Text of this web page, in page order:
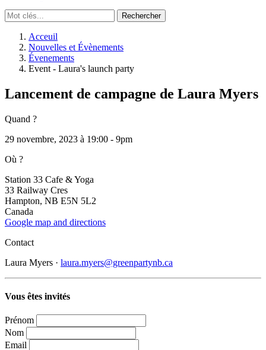
Acceuil
Nouvelles et Évènements
Évenements
Event - Laura's launch party
Lancement de campagne de Laura Myers
Quand ?
29 novembre, 2023 à 19:00 - 9pm
Où ?
Station 33 Cafe & Yoga
33 Railway Cres
Hampton, NB E5N 5L2
Canada
Google map and directions
Contact
Laura Myers · laura.myers@greenpartynb.ca
Vous êtes invités
Prénom
Nom
Email